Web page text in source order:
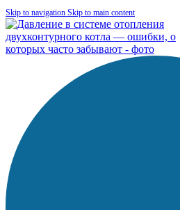
Skip to navigation Skip to main content